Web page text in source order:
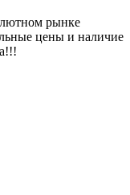
рынке
цены и наличие